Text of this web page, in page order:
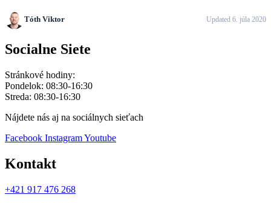
Tóth Viktor Updated 6. júla 2020
Socialne Siete
Stránkové hodiny:
Pondelok: 08:30-16:30
Streda: 08:30-16:30
Nájdete nás aj na sociálnych sieťach
Facebook InstagramYoutube
Kontakt
+421 917 476 268